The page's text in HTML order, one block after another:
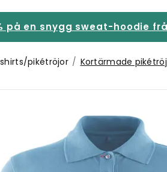
på en snygg sweat-hoodie
pikétröjor Kortärmade